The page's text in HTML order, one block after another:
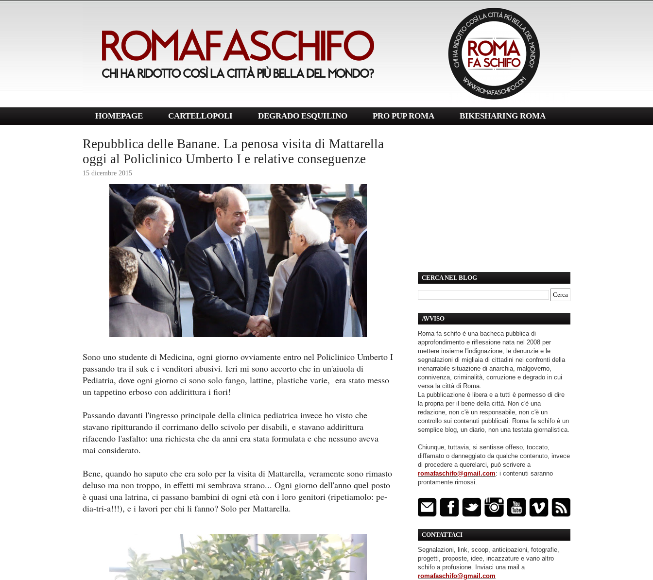
HOMEPAGE CARTELLOPOLI DEGRADO ESQUILINO PRO PUP ROMA BIKESHARING ROMA
Repubblica delle Banane. La penosa visita di Mattarella
oggi al Policlinico Umberto I e relative conseguenze
15 dicembre 2015
Sono uno studente di Medicina, ogni giorno ovviamente entro nel Policlinico Umberto I
passando tra il suk e i venditori abusivi. Ieri mi sono accorto che in un'aiuola di
Pediatria, dove ogni giorno ci sono solo fango, lattine, plastiche varie, era stato messo
un tappetino erboso con addirittura i fiori!
Passando davanti l'ingresso principale della clinica pediatrica invece ho visto che
stavano ripitturando il corrimano dello scivolo per disabili, e stavano addirittura
rifacendo l'asfalto: una richiesta che da anni era stata formulata e che nessuno aveva
mai considerato.
Bene, quando ho saputo che era solo per la visita di Mattarella, veramente sono rimasto
deluso ma non troppo, in effetti mi sembrava strano... Ogni giorno dell'anno quel posto
è quasi una latrina, ci passano bambini di ogni età con i loro genitori (ripetiamolo: pe-
dia-tri-a!!!), e i lavori per chi li fanno? Solo per Mattarella.
CERCA NEL BLOG
AVVISO
Roma fa schifo è una bacheca pubblica di
approfondimento e riflessione nata nel 2008 per
mettere insieme l'indignazione, le denunzie e le
segnalazioni di migliaia di cittadini nei confronti della
inenarrabile situazione di anarchia, malgoverno,
connivenza, criminalità, corruzione e degrado in cui
versa la città di Roma.
La pubblicazione è libera e a tutti è permesso di dire
la propria per il bene della città. Non c'è una
redazione, non c'è un responsabile, non c'è un
controllo sui contenuti pubblicati: Roma fa schifo è un
semplice blog, un diario, non una testata giornalistica.
Chiunque, tuttavia, si sentisse offeso, toccato,
diffamato o danneggiato da qualche contenuto, invece
di procedere a querelarci, può scrivere a
romafaschifo@gmail.com: i contenuti saranno
prontamente rimossi.
CONTATTACI
Segnalazioni, link, scoop, anticipazioni, fotografie,
progetti, proposte, idee, incazzature e vario altro
schifo a profusione. Inviaci una mail a
romafaschifo@gmail.com